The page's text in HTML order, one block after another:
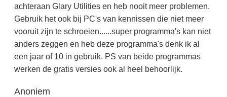
achteraan Glary Utilities en heb nooit meer problemen.
Gebruik het ook bij PC's van kennissen die niet meer
vooruit zijn te schroeien......super programma's kan niet
anders zeggen en heb deze programma's denk ik al
een jaar of 10 in gebruik. PS van beide programmas
werken de gratis versies ook al heel behoorlijk.
Anoniem